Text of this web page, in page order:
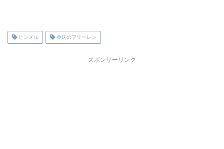
ヒンメル 葬送のフリーレン
スポンサーリンク